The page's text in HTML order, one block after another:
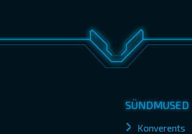
SÜNDMUSED
Konverents